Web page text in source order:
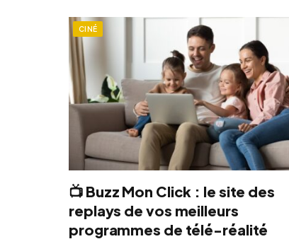
CINÉ
📺 Buzz Mon Click : le site des
replays de vos meilleurs
programmes de télé-réalité